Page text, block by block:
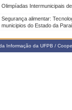
Olimpíadas Intermunicipais
Segurança alimentar:
municipios do Estado da
Informação da UFPB /